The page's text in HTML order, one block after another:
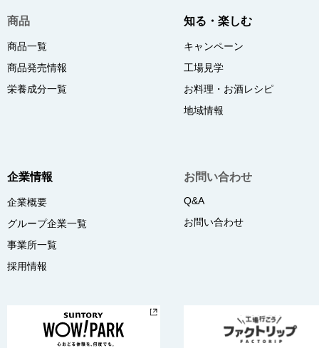
商品
商品一覧
商品発売情報
栄養成分一覧
知る・楽しむ
キャンペーン
工場見学
お料理・お酒レシピ
地域情報
企業情報
企業概要
グループ企業一覧
事業所一覧
採用情報
お問い合わせ
Q&A
お問い合わせ